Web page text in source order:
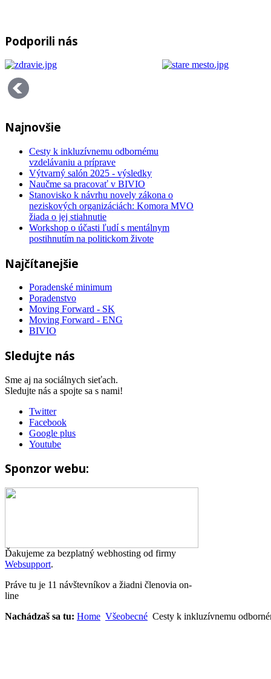
Podporili nás
Najnovšie
Cesty k inkluzívnemu odbornému
vzdelávaniu a príprave
Výtvarný salón 2025 - výsledky
Naučme sa pracovať v BIVIO
Stanovisko k návrhu novely zákona o
neziskových organizáciách: Komora MVO
žiada o jej stiahnutie
Workshop o účasti ľudí s mentálnym
postihnutím na politickom živote
Najčítanejšie
Poradenské minimum
Poradenstvo
Moving Forward - SK
Moving Forward - ENG
BIVIO
Sledujte nás
Sme aj na sociálnych sieťach.
Sledujte nás a spojte sa s nami!
Twitter
Facebook
Google plus
Youtube
Sponzor webu:
Ďakujeme za bezplatný webhosting od firmy
Websupport.
Práve tu je 11 návštevníkov a žiadni členovia on-
line
Nachádzaš sa tu: Home Všeobecné Cesty k inkluzívnemu